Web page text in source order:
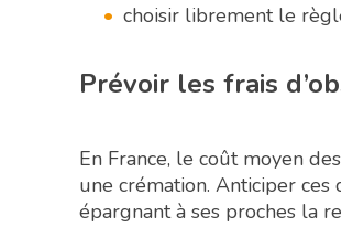
choisir librement le
Prévoir les frais
En France, le coût moyen
une crémation. Anticiper
épargnant à ses proches la